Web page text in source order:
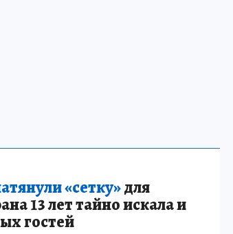
«сетку»для
13 лет тайно искала и
гостей